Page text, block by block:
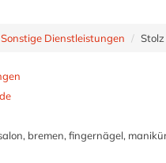
Sonstige Dienstleistungen
bremen, fingernägel,